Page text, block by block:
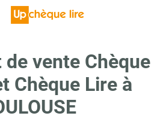
vente Chèque
Chèque Lire à